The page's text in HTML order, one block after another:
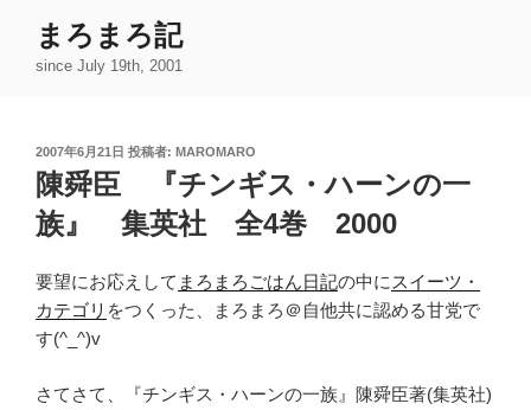
まろまろ記
since July 19th, 2001
投
稿
日:
2007年6月21日 投稿者: MAROMARO
陳舜臣 『チンギス・ハーンの一
族』 集英社 全4巻 2000
要望にお応えして まろまろごはん日記の中に スイーツ・
カテゴリ をつくった、まろまろ＠自他共に認める甘党で
す(^_^)v
さてさて、『チンギス・ハーンの一族』陳舜臣著(集英社)